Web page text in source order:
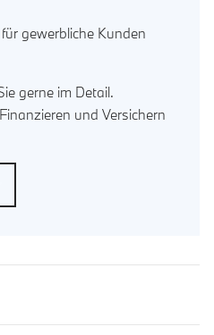
gewerbliche Kunden
gerne im Detail.
und Versichern